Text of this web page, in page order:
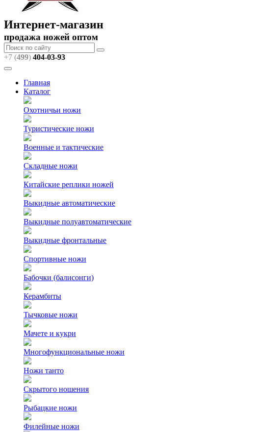
Интернет-магазин
продажа ножей оптом
+7 (499) 404-03-93
Главная
Каталог
Охотничьи ножи
Туристические ножи
Военные и тактические
Складные ножи
Китайские реплики ножей
Выкидные автоматические
Выкидные полуавтоматические
Выкидные фронтальные
Спортивные ножи
Бабочки (балисонги)
Керамбиты
Тычковые ножи
Мачете и кукри
Многофункциональные ножи
Ножи танто
Скрытого ношения
Рыбацкие ножи
Филейные ножи